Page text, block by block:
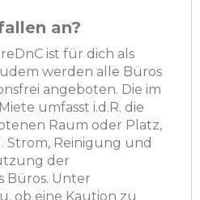
an?
ist für dich als
werden alle Büros
angeboten. Die im
umfasst i.d.R. die
Raum oder Platz,
Strom, Reinigung und
der
Büros. Unter
ob eine Kaution zu